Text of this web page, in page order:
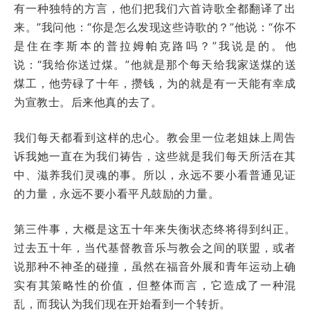
有一种独特的方言，他们把我们六首诗歌全都翻译了出
来。”我问他：“你是怎么发现这些诗歌的？”他说：“你不
是住在李斯本的普拉姆帕克路吗？”我说是的。他
说：“我给你送过煤。”他就是那个每天给我家送煤的送
煤工，他劳碌了十年，攒钱，为的就是有一天能有幸成
为宣教士。后来他真的去了。
我们每天都看到这样的忠心。教会里一位老姐妹上周告
诉我她一直在为我们祷告，这些就是我们每天所活在其
中、滋养我们灵魂的事。所以，永远不要小看普通见证
的力量，永远不要小看平凡鼓励的力量。
第三件事，大概是这五十年来失衡状态终将得到纠正。
过去五十年，当代基督教音乐与教会之间的联盟，或者
说那种不神圣的碰撞，虽然在福音外展和青年运动上确
实有其策略性的价值，但整体而言，它造成了一种混
乱，而我认为我们现在开始看到一个转折。